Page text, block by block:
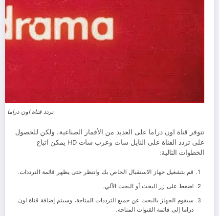
تردد قناة اون دراما
تتوفر قناة اون دراما على العديد من الأقمار الصناعية، ولكن للحصول
على تردد القناة على النايل سات وعرب سات HD يمكن اتباع
الخطوات التالية:
قم بتشغيل جهاز الاستقبال الخاص بك وانتظر حتى يظهر قائمة الترددات.
اضغط على زر البحث أو البحث الآلي.
سيقوم الجهاز بالبحث عن جميع الترددات المتاحة، وسيتم إضافة قناة اون
دراما إلى قائمة القنوات المتاحة.